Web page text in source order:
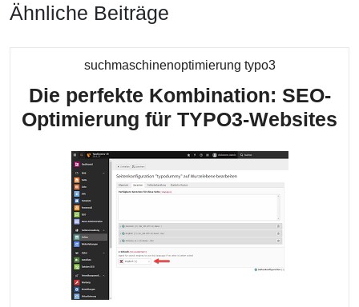
Ähnliche Beiträge
suchmaschinenoptimierung typo3Kategorie
Die perfekte Kombination: SEO-
Optimierung für TYPO3-Websites